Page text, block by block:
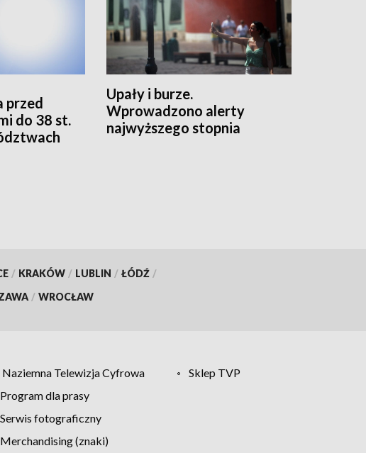
przed
do 38 st.
Upały i burze.
Wprowadzono alerty
najwyższego stopnia
/ KRAKÓW / LUBLIN / ŁÓDŹ /
/ WROCŁAW
Naziemna Telewizja Cyfrowa
Sklep TVP
Program dla prasy
Serwis fotograficzny
Merchandising (znaki)